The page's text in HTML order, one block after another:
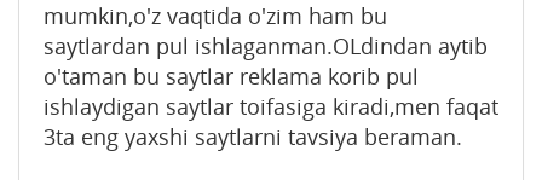
mumkin,o'z vaqtida o'zim ham bu
saytlardan pul ishlaganman.OLdindan aytib
o'taman bu saytlar reklama korib pul
ishlaydigan saytlar toifasiga kiradi,men faqat
3ta eng yaxshi saytlarni tavsiya beraman.